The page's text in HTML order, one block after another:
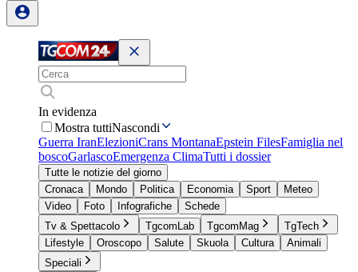
In evidenza
Mostra tuttiNascondi
Guerra IranElezioniCrans MontanaEpstein FilesFamiglia nel
boscoGarlascoEmergenza ClimaTutti i dossier
Tutte le notizie del giorno
Cronaca
Mondo Politica Economia Sport
Meteo
Video
Foto Infografiche
Schede
Tv & Spettacolo
TgcomLab TgcomMag
TgTech
Lifestyle
Oroscopo Salute Skuola Cultura
Animali
Speciali